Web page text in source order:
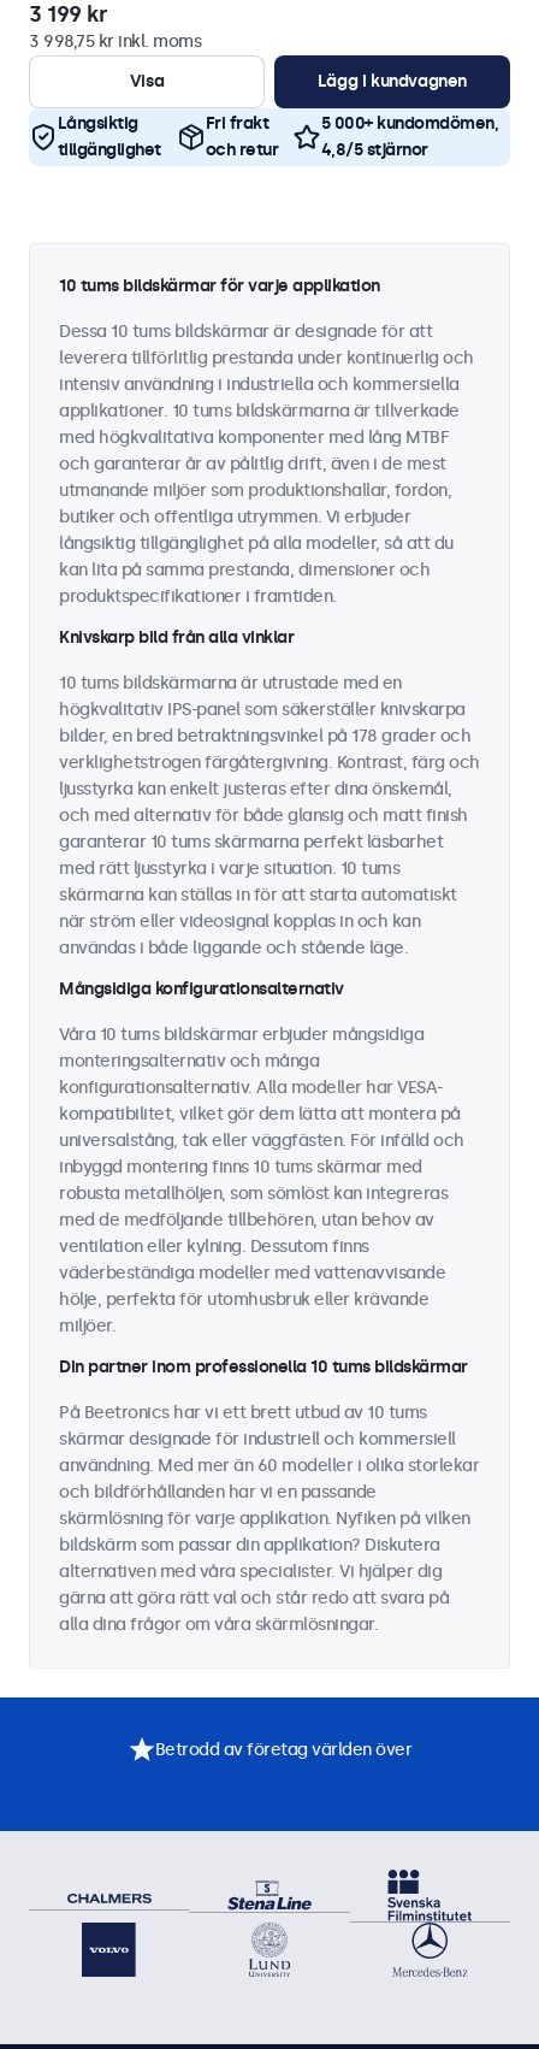
3 199 kr
3 998,75 kr inkl. moms
Visa
Lägg i kundvagnen
Långsiktig
tillgänglighet
Fri frakt
och retur
5 000+ kundomdömen,
4,8/5 stjärnor
10 tums bildskärmar för varje applikation
Dessa 10 tums bildskärmar är designade för att
leverera tillförlitlig prestanda under kontinuerlig och
intensiv användning i industriella och kommersiella
applikationer. 10 tums bildskärmarna är tillverkade
med högkvalitativa komponenter med lång MTBF
och garanterar år av pålitlig drift, även i de mest
utmanande miljöer som produktionshallar, fordon,
butiker och offentliga utrymmen. Vi erbjuder
långsiktig tillgänglighet på alla modeller, så att du
kan lita på samma prestanda, dimensioner och
produktspecifikationer i framtiden.
Knivskarp bild från alla vinklar
10 tums bildskärmarna är utrustade med en
högkvalitativ IPS-panel som säkerställer knivskarpa
bilder, en bred betraktningsvinkel på 178 grader och
verklighetstrogen färgåtergivning. Kontrast, färg och
ljusstyrka kan enkelt justeras efter dina önskemål,
och med alternativ för både glansig och matt finish
garanterar 10 tums skärmarna perfekt läsbarhet
med rätt ljusstyrka i varje situation. 10 tums
skärmarna kan ställas in för att starta automatiskt
när ström eller videosignal kopplas in och kan
användas i både liggande och stående läge.
Mångsidiga konfigurationsalternativ
Våra 10 tums bildskärmar erbjuder mångsidiga
monteringsalternativ och många
konfigurationsalternativ. Alla modeller har VESA-
kompatibilitet, vilket gör dem lätta att montera på
universalstång, tak eller väggfästen. För infälld och
inbyggd montering finns 10 tums skärmar med
robusta metallhöljen, som sömlöst kan integreras
med de medföljande tillbehören, utan behov av
ventilation eller kylning. Dessutom finns
väderbeständiga modeller med vattenavvisande
hölje, perfekta för utomhusbruk eller krävande
miljöer.
Din partner inom professionella 10 tums bildskärmar
På Beetronics har vi ett brett utbud av 10 tums
skärmar designade för industriell och kommersiell
användning. Med mer än 60 modeller i olika storlekar
och bildförhållanden har vi en passande
skärmlösning för varje applikation. Nyfiken på vilken
bildskärm som passar din applikation? Diskutera
alternativen med våra specialister. Vi hjälper dig
gärna att göra rätt val och står redo att svara på
alla dina frågor om våra skärmlösningar.
Betrodd av företag världen över